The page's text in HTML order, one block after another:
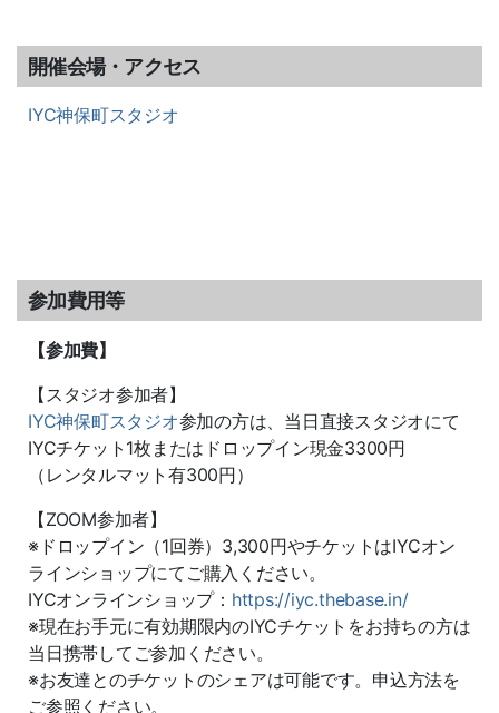
開催会場・アクセス
IYC神保町スタジオ
参加費用等
【参加費】
【スタジオ参加者】
IYC神保町スタジオ参加の方は、当日直接スタジオにて
IYCチケット1枚またはドロップイン現金3300円
（レンタルマット有300円）
【ZOOM参加者】
※ドロップイン（1回券）3,300円やチケットはIYCオン
ラインショップにてご購入ください。
IYCオンラインショップ： https://iyc.thebase.in/
※現在お手元に有効期限内のIYCチケットをお持ちの方は
当日携帯してご参加ください。
※お友達とのチケットのシェアは可能です。申込方法を
ご参照ください。